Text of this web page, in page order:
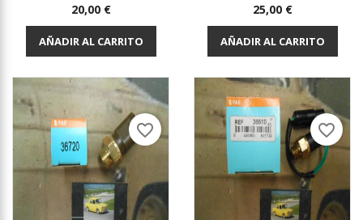
Precio
20,00 €
AÑADIR AL CARRITO
Precio
25,00 €
AÑADIR AL CARRITO
favorite_border favorite_border